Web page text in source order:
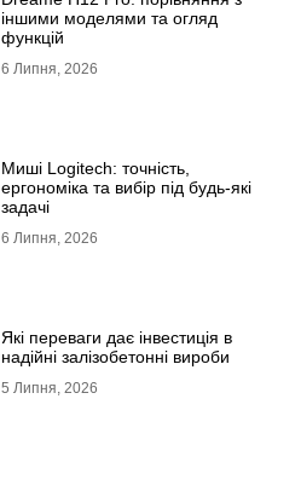
іншими моделями та огляд
функцій
6 Липня, 2026
Миші Logitech: точність,
ергономіка та вибір під будь-які
задачі
6 Липня, 2026
Які переваги дає інвестиція в
надійні залізобетонні вироби
5 Липня, 2026